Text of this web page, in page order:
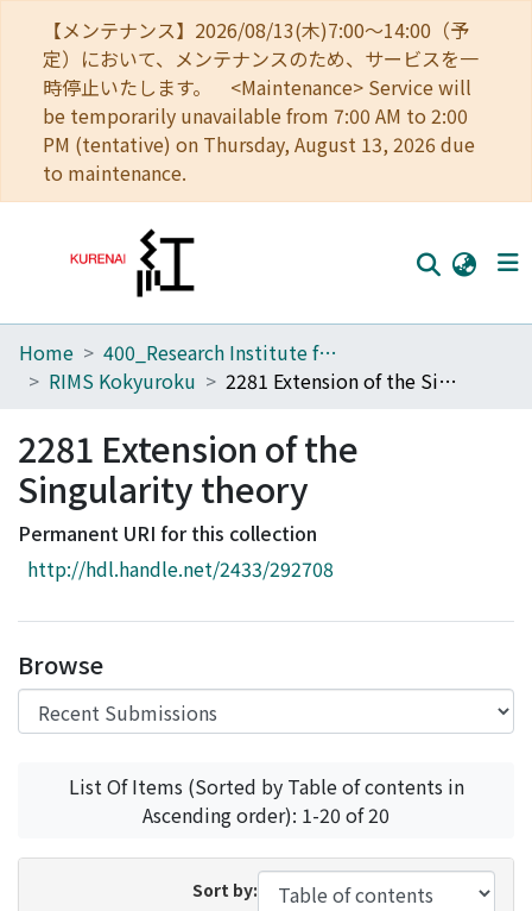
【メンテナンス】2026/08/13(木)7:00～14:00（予
定）において、メンテナンスのため、サービスを一
時停止いたします。 <Maintenance> Service will
be temporarily unavailable from 7:00 AM to 2:00
PM (tentative) on Thursday, August 13, 2026 due
to maintenance.
Home
Browse
Download Ranking
Access Statistics
Home
400_Research Institute for Mathematical Sciences
RIMS Kokyuroku
2281 Extension of the Singularity theory
2281 Extension of the
Singularity theory
Permanent URI for this collection
http://hdl.handle.net/2433/292708
Browse
List Of Items (Sorted by Table of contents in
Ascending order): 1-20 of 20
Sort by: